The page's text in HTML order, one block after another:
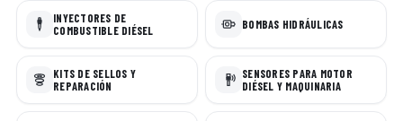
INYECTORES DE
COMBUSTIBLE DIÉSEL
BOMBAS HIDRÁULICAS
KITS DE SELLOS Y
REPARACIÓN
SENSORES PARA MOTOR
DIÉSEL Y MAQUINARIA